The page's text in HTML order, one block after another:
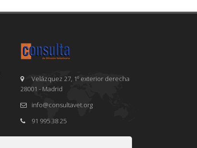
Velázquez 27, 1º exterior derecha
28001 - Madrid
info@consultavet.org
91 995 38 25